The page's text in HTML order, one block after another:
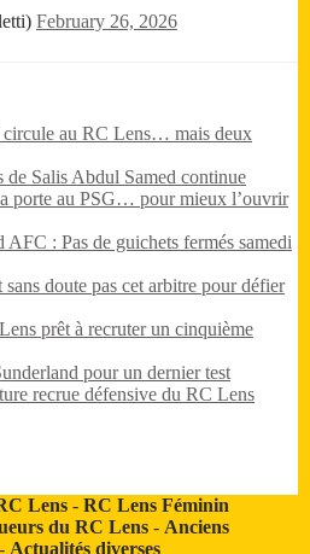
February 26, 2026
au RC Lens… mais deux
de Salis Abdul Samed continue
porte au PSG… pour mieux l’ouvrir
: Pas de guichets fermés samedi
doute pas cet arbitre pour défier
prêt à recruter un cinquième
pour un dernier test
recrue défensive du RC Lens
Lens -RC Lens Féminin
du RC Lens- Anciens
- Actualités diverses